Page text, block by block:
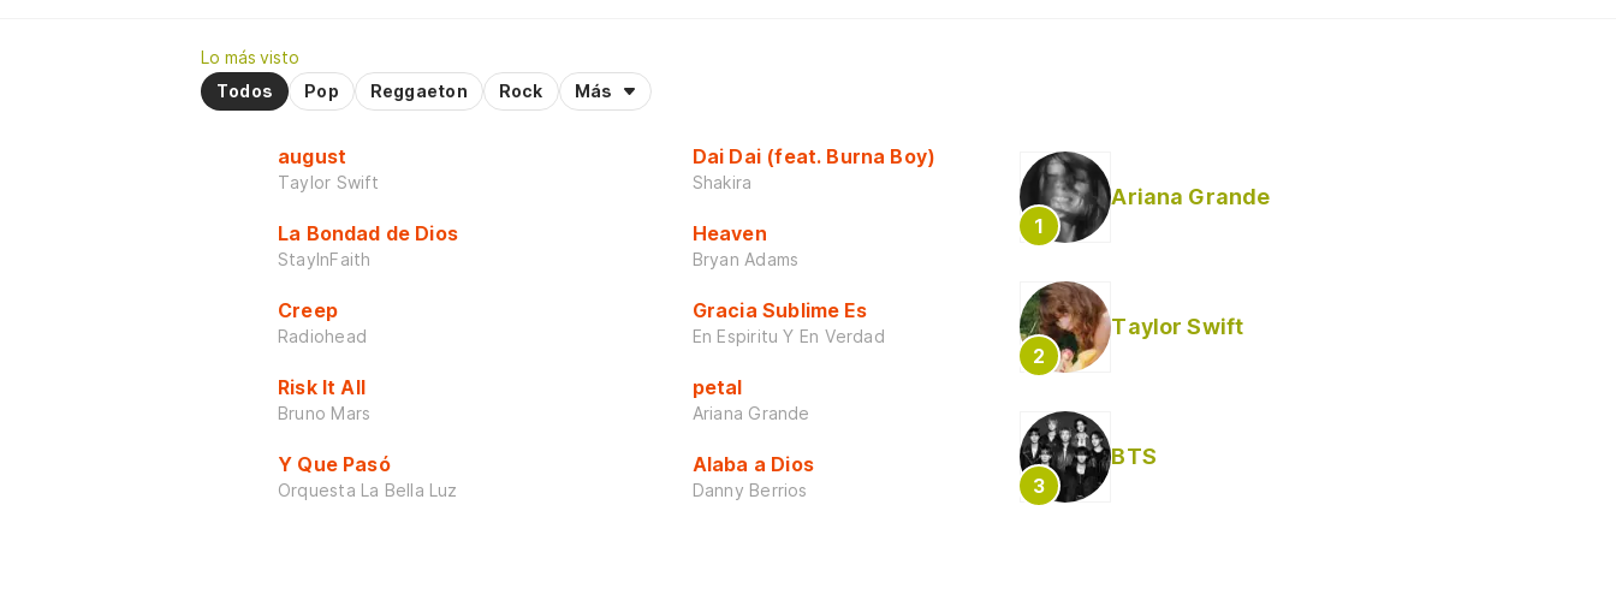
Lo más visto
Todos
Pop Reggaeton Rock Más
august
Taylor Swift
La Bondad de Dios
StayInFaith
Creep
Radiohead
Risk It All
Bruno Mars
Y Que Pasó
Orquesta La Bella Luz
Dai Dai (feat. Burna Boy)
Shakira
Heaven
Bryan Adams
Gracia Sublime Es
En Espiritu Y En Verdad
petal
Ariana Grande
Alaba a Dios
Danny Berrios
Ariana Grande
Taylor Swift
BTS